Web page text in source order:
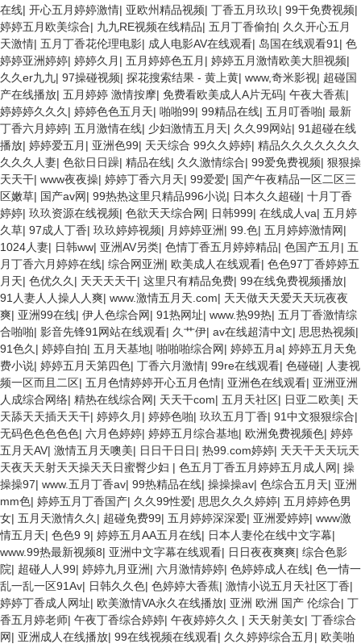
在线| 开心五月婷婷激情| 亚欧州精品视频| 丁香五月玖玖| 99干免费视频|
婷婷五月欧美综合| 九九RE视频在线精品| 五月丁香偷拍| 久久开心五月
天激情| 五月丁香花伦理电影| 成人电影AV在线观看| 岛国在线观看91 | 色
婷婷亚洲婷婷| 婷婷久月 | 五月婷婷色五月 | 婷婷五月激情欧美大胆视频|
久久er九九| 97操碰视频| 探花搜索结果 - 黄上黄| www,奇米影视| 超碰国
产在线播放| 五月婷婷 激情按摩| 免费看欧美成人A片无码| 午夜大香蕉|
婷婷婷久久久 | 婷婷色色五月天| 啪啪99| 99精品在线| 五月叮香啪| 最新
丁香六月婷婷| 五月激情在线| 少妇激情五月天| 久久99网站| 91超碰在线
播放| 婷婷爱五月 | 亚洲色99| 天天综合 99久久婷婷| 精品久久久久久久久
久久久人妻| 色欲日日躁| 精品在线| 久久激情综合| 99爱免费视频| 狠狠操
天天干| www夜夜操| 婷婷丁香六月天| 99爱爱| 国产午夜精品一区二区三
区嫩草| 国产av网| 99热热这里只精品996小说| 日本久久超碰| 十月丁香
婷婷| 玖玖资源在线视频| 色欲天天综合网| 日韩999| 在线成人va| 五月婷
久草| 97成人丁香| 玖玖婷婷视频| 月婷婷亚洲| 99.色| 五月婷婷激情网|
1024人妻| 日韩ww| 亚洲AV另类| 色情丁香五月婷婷精品| 色国产五月 | 五
月丁香六月婷婷在线| 综合网亚洲| 欧美成人在线观看| 色色97丁香婷婷五
月天| 色优久久 | 天天天天干| 这里只有精品免费| 99在线免费视频播放|
91人妻人人操人人爽| www.激情五月天.com| 天天做天天爱天天玩夜夜
爽| 亚洲99在线| 伊人色综合网| 91热网址| www.热99热| 五月丁香激情综
合啪啪| 影音先锋91网站在线观看| 久艹伊| av在线超清中文| 思思热视频|
91色久 | 婷婷自拍| 五月天基地| 啪啪啪综合网| 婷婷五月a| 婷婷五月天免
费小说| 婷婷五月天第四色| 丁香六月激情| 99re在线观看| 色碰碰| 人妻视
频一区而且二区| 五月色情婷婷开心五月色情| 亚洲色在线观看| 亚洲亚洲
人成综合网络| 精热在线综合网| 天天干com| 五月天社区| 日亚二欧美| 天
天舔天天插天天干| 婷婷久月 | 婷婷色啪| 玖玖五月丁香| 91中文狠狠综合|
无码色色色色色| 六月色婷婷| 婷婷五月综合基地| 欧洲免费视频色| 婷婷
五月天AV| 激情五月天噢美| 日日干日日| 热99.com婷婷| 天天干天天玩天
天夜天天射天天操天天日蜜臀少妇 | 色五月丁香五月婷婷五月成人网| 操
操操97| www.五月丁香av| 99热精品在线| 操操操av| 色综合五月天| 亚洲
mm色| 婷婷五月丁香国产| 久久99性爱| 思思久久久婷婷| 五月婷婷色男
女| 五月天激情久久 | 超碰免费99| 五月婷婷深深爱| 亚洲爱婷婷| www激
情五月天| 色色9 9| 婷婷五月AA五月在线| 日本人妻伦在线中文字幕|
www.99热最新视频8| 亚洲中文字幕在线观看| 日日夜夜爽爽| 综合色影
院| 超碰人人99| 婷婷九月亚洲| 六月激情婷婷| 色婷婷成人在线| 色一情一
乱一乱一区91Av| 日韩久久色| 色婷婷大香蕉| 激情小说五月天社区丁香|
婷婷丁香成人网址| 欧美激情VA永久在线播放| 亚洲 欧洲 国产 伦综合| 丁
香五月婷老师| 午夜丁香综合婷婷| 午夜婷婷久久 | 天天射美女| 丁香综合
网| 亚洲成人在线播放| 99在线视频在线观看| 久久婷婷综合五月 | 欧美啪